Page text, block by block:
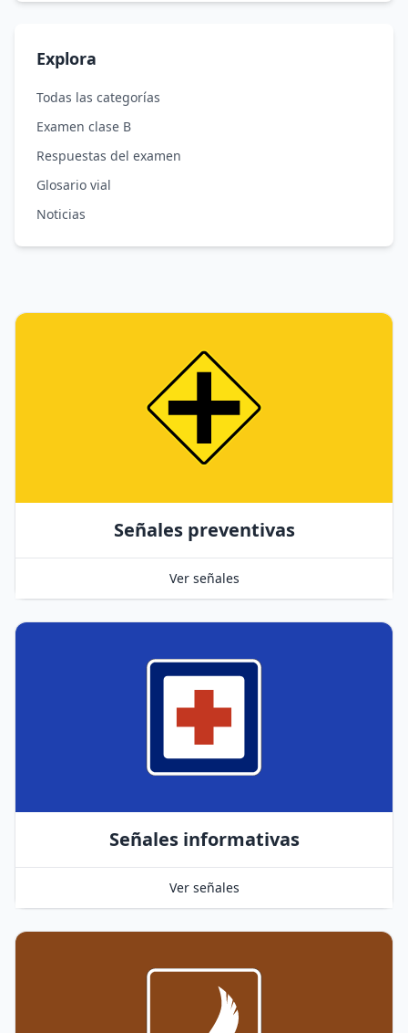
Explora
Todas las categorías
Examen clase B
Respuestas del examen
Glosario vial
Noticias
Señales preventivas
Ver señales
Señales informativas
Ver señales